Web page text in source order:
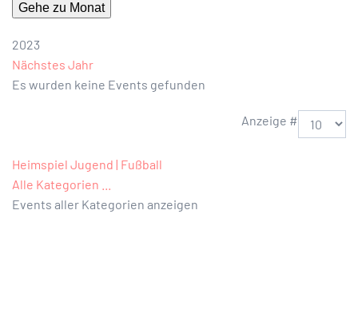
Gehe zu Monat
2023
Nächstes Jahr
Es wurden keine Events gefunden
Anzeige #
Heimspiel Jugend | Fußball
Alle Kategorien ...
Events aller Kategorien anzeigen